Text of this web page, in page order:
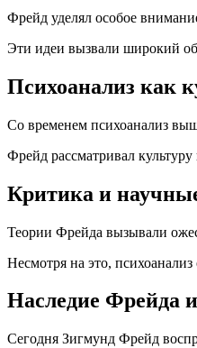
Фрейд уделял особое
Эти идеи вызвали широкий
Психоанализ как
Со временем психоанализ
Фрейд рассматривал
Критика и
Теории Фрейда вызывали
Несмотря на это,
Наследие Фрейда и
Сегодня Зигмунд Фрейд